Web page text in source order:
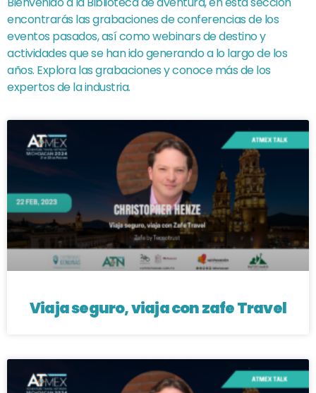
encontrarás las grabaciones de conferencias de los
eventos pasados, así como webinars de destino y
actividades que se han ido generando a lo largo de los
años. Explora las grabaciones y conoce más de los
expertos de la industria.
Viaja seguro, viaja con zafe Travel